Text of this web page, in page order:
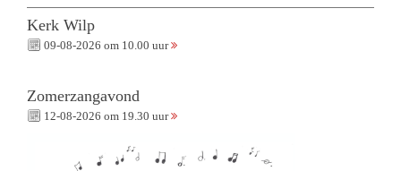
Kerk Wilp
09-08-2026 om 10.00 uur
Zomerzangavond
12-08-2026 om 19.30 uur